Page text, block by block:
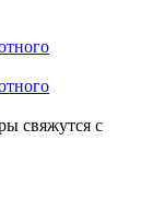
свяжутся с